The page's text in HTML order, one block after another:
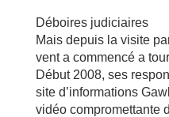
Déboires judiciaires
Mais depuis la visite
vent a commencé a
Début 2008, ses
site d’informations
vidéo compromettante